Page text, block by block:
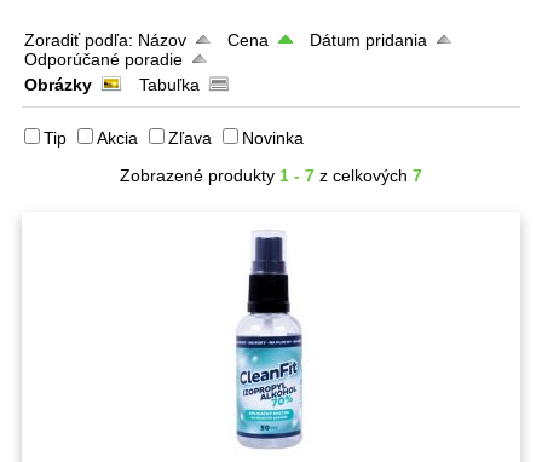
Zoradiť podľa: Názov Cena
Dátum pridania
Odporúčané poradie
Obrázky
Tabuľka
Tip Akcia Zľava
Novinka
Zobrazené produkty 1 - 7 z celkových 7